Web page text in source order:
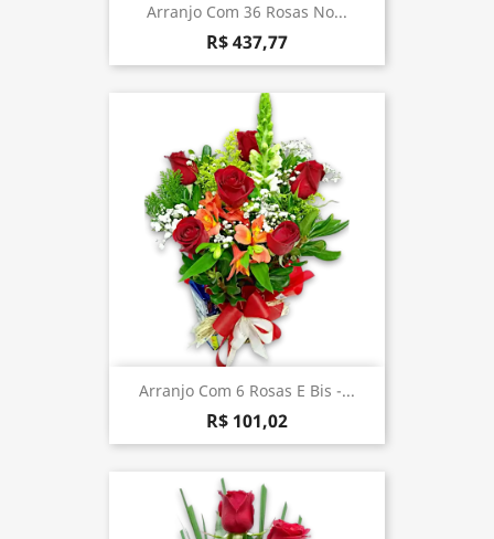
Arranjo Com 36 Rosas No...
R$ 437,77
Arranjo Com 6 Rosas E Bis -...
R$ 101,02